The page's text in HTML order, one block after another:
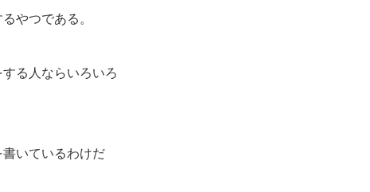
やつである。
る人ならいろいろ
いているわけだ